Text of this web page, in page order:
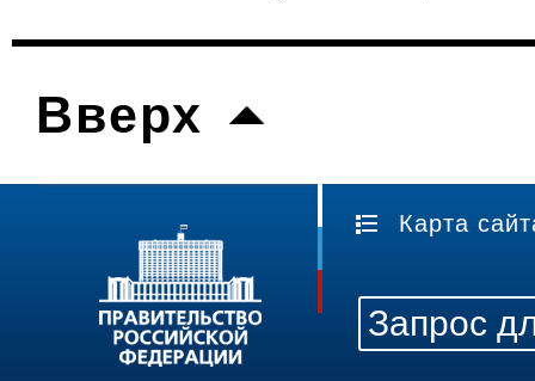
Вверх
Карта